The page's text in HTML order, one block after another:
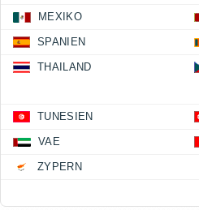
MEXIKO
SPANIEN
THAILAND
TUNESIEN
VAE
ZYPERN